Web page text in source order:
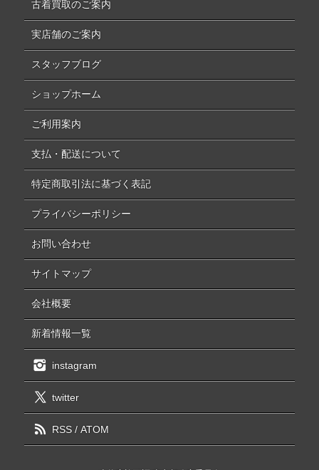
古着買取のご案内
実店舗のご案内
スタッフブログ
ショップホーム
ご利用案内
支払・配送について
特定商取引法に基づく表記
プライバシーポリシー
お問い合わせ
サイトマップ
会社概要
新着情報一覧
instagram
twitter
RSS/ ATOM